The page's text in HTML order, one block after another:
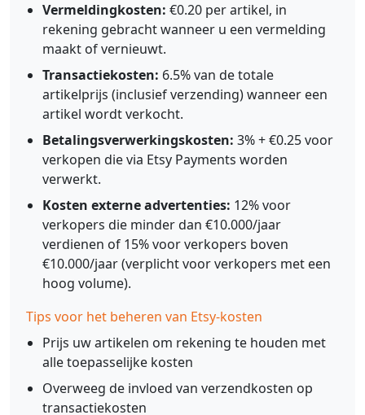
Vermeldingkosten: €0.20 per artikel, in
rekening gebracht wanneer u een vermelding
maakt of vernieuwt.
Transactiekosten: 6.5% van de totale
artikelprijs (inclusief verzending) wanneer een
artikel wordt verkocht.
Betalingsverwerkingskosten: 3% + €0.25 voor
verkopen die via Etsy Payments worden
verwerkt.
Kosten externe advertenties: 12% voor
verkopers die minder dan €10.000/jaar
verdienen of 15% voor verkopers boven
€10.000/jaar (verplicht voor verkopers met een
hoog volume).
Tips voor het beheren van Etsy-kosten
Prijs uw artikelen om rekening te houden met
alle toepasselijke kosten
Overweeg de invloed van verzendkosten op
transactiekosten